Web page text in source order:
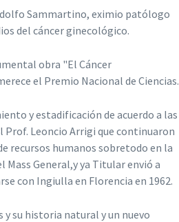
Sammartino, eximio patólogo
del cáncer ginecológico.
obra "El Cáncer
el Premio Nacional de Ciencias.
y estadificación de acuerdo a las
Prof. Leoncio Arrigi que continuaron
recursos humanos sobretodo en la
Mass General,y ya Titular envió a
con Ingiulla en Florencia en 1962.
su historia natural y un nuevo